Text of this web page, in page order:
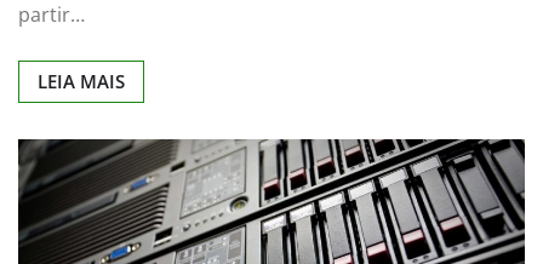
partir…
LEIA MAIS